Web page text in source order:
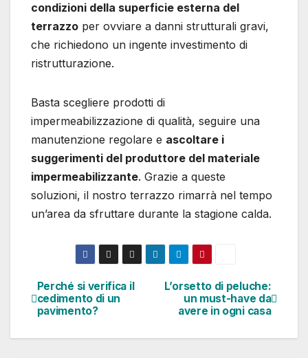
condizioni della superficie esterna del
terrazzo per ovviare a danni strutturali gravi,
che richiedono un ingente investimento di
ristrutturazione.
Basta scegliere prodotti di
impermeabilizzazione di qualità, seguire una
manutenzione regolare e ascoltare i
suggerimenti del produttore del materiale
impermeabilizzante. Grazie a queste
soluzioni, il nostro terrazzo rimarrà nel tempo
un’area da sfruttare durante la stagione calda.
Navigazione
articoli
L’orsetto di peluche:
un must-have da
avere in ogni casa
Perché si verifica il
cedimento di un
pavimento?